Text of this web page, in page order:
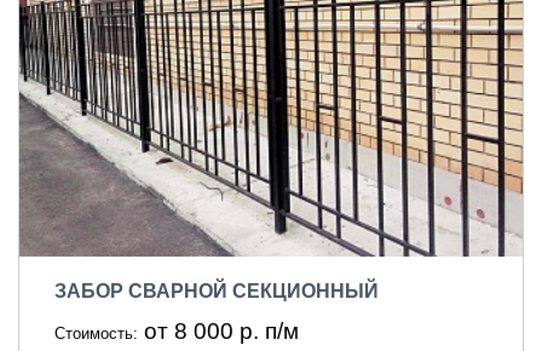
ЗАБОР СВАРНОЙ СЕКЦИОННЫЙ
Стоимость: от 8 000 р. п/м